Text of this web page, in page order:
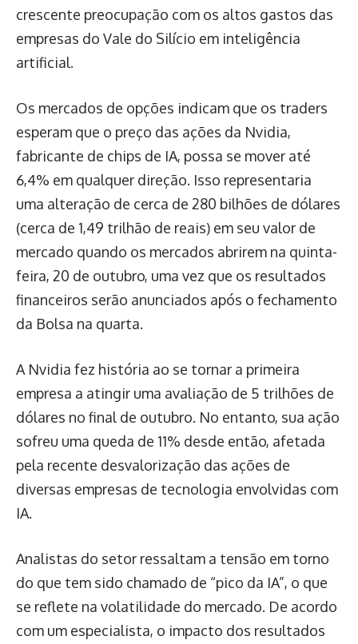
crescente preocupação com os altos gastos das
empresas do Vale do Silício em inteligência
artificial.
Os mercados de opções indicam que os traders
esperam que o preço das ações da Nvidia,
fabricante de chips de IA, possa se mover até
6,4% em qualquer direção. Isso representaria
uma alteração de cerca de 280 bilhões de dólares
(cerca de 1,49 trilhão de reais) em seu valor de
mercado quando os mercados abrirem na quinta-
feira, 20 de outubro, uma vez que os resultados
financeiros serão anunciados após o fechamento
da Bolsa na quarta.
A Nvidia fez história ao se tornar a primeira
empresa a atingir uma avaliação de 5 trilhões de
dólares no final de outubro. No entanto, sua ação
sofreu uma queda de 11% desde então, afetada
pela recente desvalorização das ações de
diversas empresas de tecnologia envolvidas com
IA.
Analistas do setor ressaltam a tensão em torno
do que tem sido chamado de “pico da IA”, o que
se reflete na volatilidade do mercado. De acordo
com um especialista, o impacto dos resultados